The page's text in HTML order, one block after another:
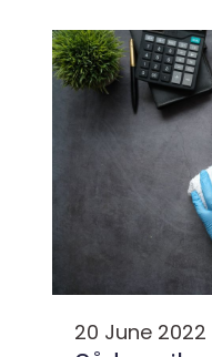
hvilket våben du
20 June 2022